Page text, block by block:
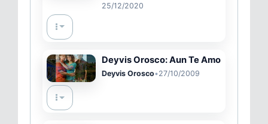
25/12/2020
Deyvis Orosco: Aun Te Amo
Deyvis Orosco•27/10/2009